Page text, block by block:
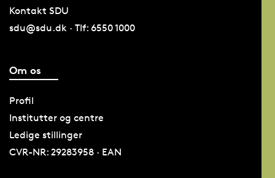
Kontakt SDU
sdu@sdu.dk · Tlf: 6550 1000
Om os
Profil
Institutter og centre
Ledige stillinger
CVR-NR: 29283958 · EAN